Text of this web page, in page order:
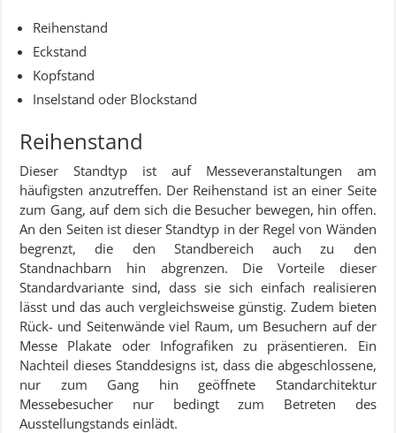
Reihenstand
Eckstand
Kopfstand
Inselstand oder Blockstand
Reihenstand
Dieser Standtyp ist auf Messeveranstaltungen am
häufigsten anzutreffen. Der Reihenstand ist an einer Seite
zum Gang, auf dem sich die Besucher bewegen, hin offen.
An den Seiten ist dieser Standtyp in der Regel von Wänden
begrenzt, die den Standbereich auch zu den
Standnachbarn hin abgrenzen. Die Vorteile dieser
Standardvariante sind, dass sie sich einfach realisieren
lässt und das auch vergleichsweise günstig. Zudem bieten
Rück- und Seitenwände viel Raum, um Besuchern auf der
Messe Plakate oder Infografiken zu präsentieren. Ein
Nachteil dieses Standdesigns ist, dass die abgeschlossene,
nur zum Gang hin geöffnete Standarchitektur
Messebesucher nur bedingt zum Betreten des
Ausstellungstands einlädt.